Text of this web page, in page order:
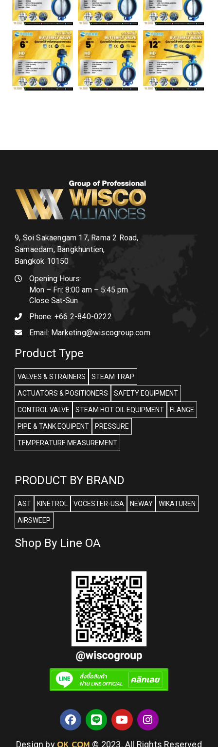
9, Soi Sakaengam 17, Rama 2 Road,
Samaedam, Bangkhuntien,
Bangkok 10150
Opening Hours:
Mon – Fri: 8:00 am – 5:45 pm
Close Sat-Sun
Phone: +66 2-840-0222
Email: Marketing@wiscogroup.com
Product Type
VALVES & STRAINERS STEAM TRAP
ACTUATORS & POSITIONERS SAFETY EQUIPMENT
CONTROL VALVE STEAM HOT OIL EQUIPMENT FLANGE
PIPE & TANK EQUIPENT PRESSURE
TEMPERATURE MEASUREMENT
PRODUCT BY BRAND
AST KINETROL VOCESTER-USA NEWAY WIKATUREN
AIRSWEEP
Shop By Line OA
Design by OK COM © 2023. All Rights Reserved